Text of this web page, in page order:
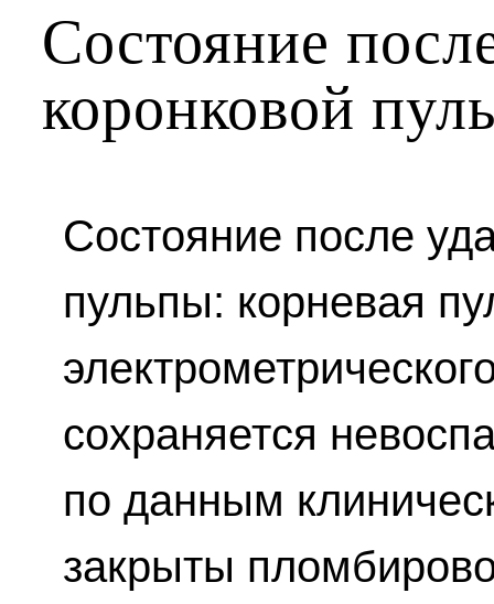
Состояние
коронковой
Состояние после
пульпы: корневая
сохраняется
по данным
закрыты